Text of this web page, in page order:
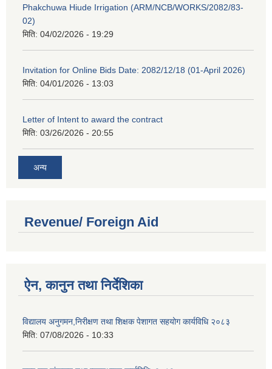
Phakchuwa Hiude Irrigation (ARM/NCB/WORKS/2082/83-
02)
मिति: 04/02/2026 - 19:29
Invitation for Online Bids Date: 2082/12/18 (01-April 2026)
मिति: 04/01/2026 - 13:03
Letter of Intent to award the contract
मिति: 03/26/2026 - 20:55
अन्य
Revenue/ Foreign Aid
ऐन, कानुन तथा निर्देशिका
विद्यालय अनुगमन,निरीक्षण तथा शिक्षक पेशागत सहयोग कार्यविधि २०८३
मिति: 07/08/2026 - 10:33